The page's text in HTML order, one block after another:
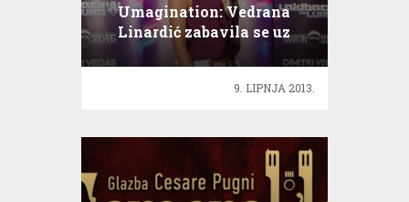
Umagination: Vedrana
Linardić zabavila se uz
hitove svjetskih DJ-a!
9. LIPNJA 2013.